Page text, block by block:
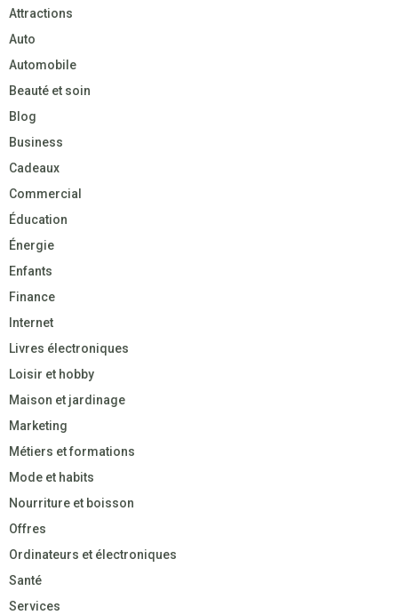
Attractions
Auto
Automobile
Beauté et soin
Blog
Business
Cadeaux
Commercial
Éducation
Énergie
Enfants
Finance
Internet
Livres électroniques
Loisir et hobby
Maison et jardinage
Marketing
Métiers et formations
Mode et habits
Nourriture et boisson
Offres
Ordinateurs et électroniques
Santé
Services